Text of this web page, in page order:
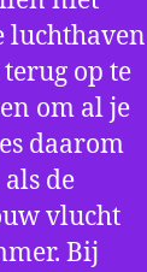
luchthaven
op te
om al je
daarom
de
vlucht
Bij